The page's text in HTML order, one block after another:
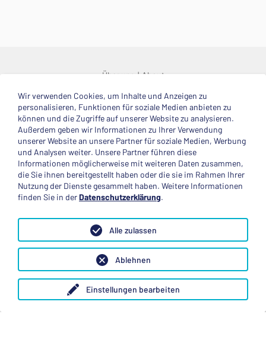
Über uns About
© 2025 Deutsche Stiftung Völkerverständigung
Impressum Datenschutzerklärung Kontakt
Mitglied im
Anerkannte Einsatzstelle
Folge uns
Wir verwenden Cookies, um Inhalte und Anzeigen zu
personalisieren, Funktionen für soziale Medien anbieten zu
können und die Zugriffe auf unserer Website zu analysieren.
Außerdem geben wir Informationen zu Ihrer Verwendung
unserer Website an unsere Partner für soziale Medien, Werbung
und Analysen weiter. Unsere Partner führen diese
Informationen möglicherweise mit weiteren Daten zusammen,
die Sie ihnen bereitgestellt haben oder die sie im Rahmen Ihrer
Nutzung der Dienste gesammelt haben. Weitere Informationen
finden Sie in derDatenschutzerklärung.
Einstellungen bearbeiten
Ablehnen
Alle zulassen